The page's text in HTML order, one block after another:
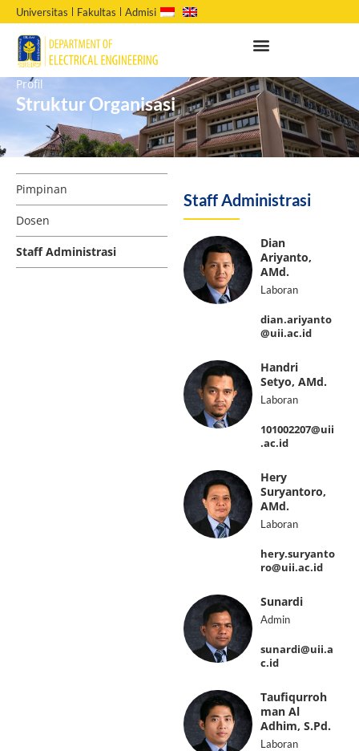
Universitas Fakultas Admisi
Profil
Struktur Organisasi
Pimpinan
Dosen
Staff Administrasi
Staff Administrasi
Dian
Ariyanto,
AMd.
Laboran
dian.ariyanto
@uii.ac.id
Handri
Setyo, AMd.
Laboran
101002207@uii
.ac.id
Hery
Suryantoro,
AMd.
Laboran
hery.suryanto
ro@uii.ac.id
Sunardi
Admin
sunardi@uii.a
c.id
Taufiqurroh
man Al
Adhim, S.Pd.
Laboran